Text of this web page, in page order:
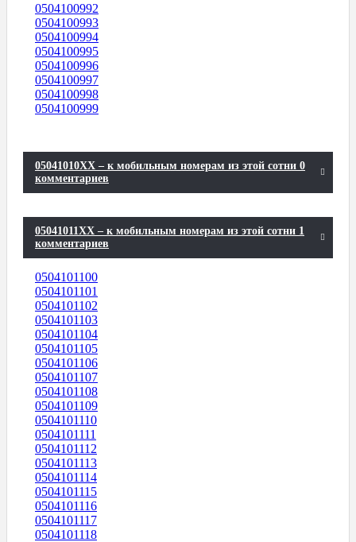
0504100992
0504100993
0504100994
0504100995
0504100996
0504100997
0504100998
0504100999
05041010XX – к мобильным номерам из этой сотни 0
комментариев
05041011XX – к мобильным номерам из этой сотни 1
комментариев
0504101100
0504101101
0504101102
0504101103
0504101104
0504101105
0504101106
0504101107
0504101108
0504101109
0504101110
0504101111
0504101112
0504101113
0504101114
0504101115
0504101116
0504101117
0504101118